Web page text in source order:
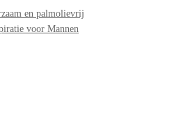
en palmolievrij
voor Mannen